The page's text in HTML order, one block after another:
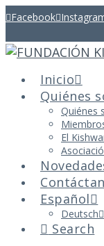
Facebook
Inicio
Quiénes
Quiénes
El
Español
Deutsch
Search